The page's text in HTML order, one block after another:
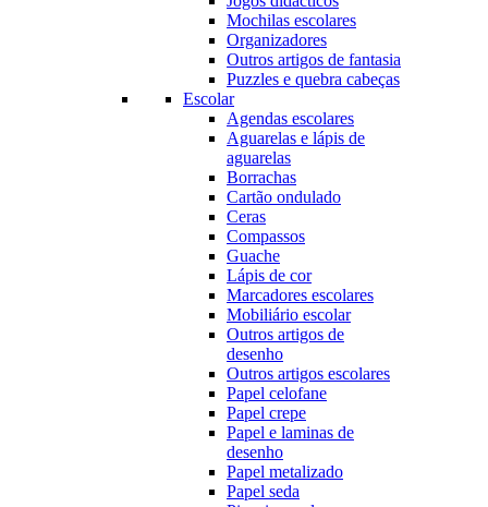
Mochilas escolares
Organizadores
Outros artigos de fantasia
Puzzles e quebra cabeças
Escolar
Agendas escolares
Aguarelas e lápis de
aguarelas
Borrachas
Cartão ondulado
Ceras
Compassos
Guache
Lápis de cor
Marcadores escolares
Mobiliário escolar
Outros artigos de
desenho
Outros artigos escolares
Papel celofane
Papel crepe
Papel e laminas de
desenho
Papel metalizado
Papel seda